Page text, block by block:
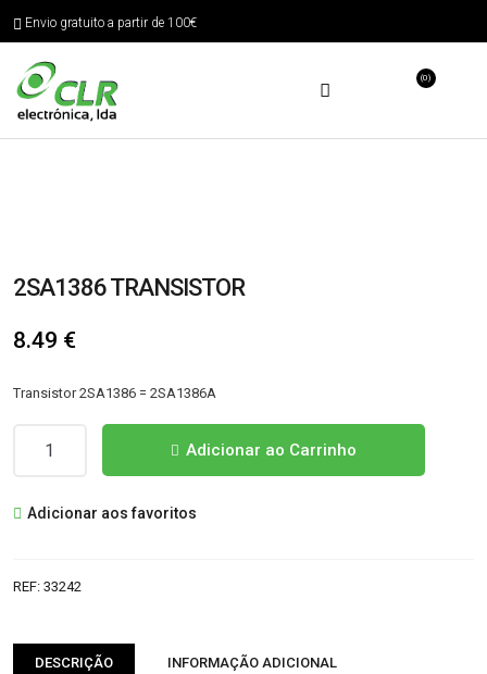
Envio gratuito a partir de 100€
(0)
2SA1386 TRANSISTOR
8.49 €
Transistor 2SA1386 = 2SA1386A
TRANSISTOR
Adicionar ao Carrinho
Adicionar aos favoritos
REF: 33242
DESCRIÇÃO INFORMAÇÃO ADICIONAL